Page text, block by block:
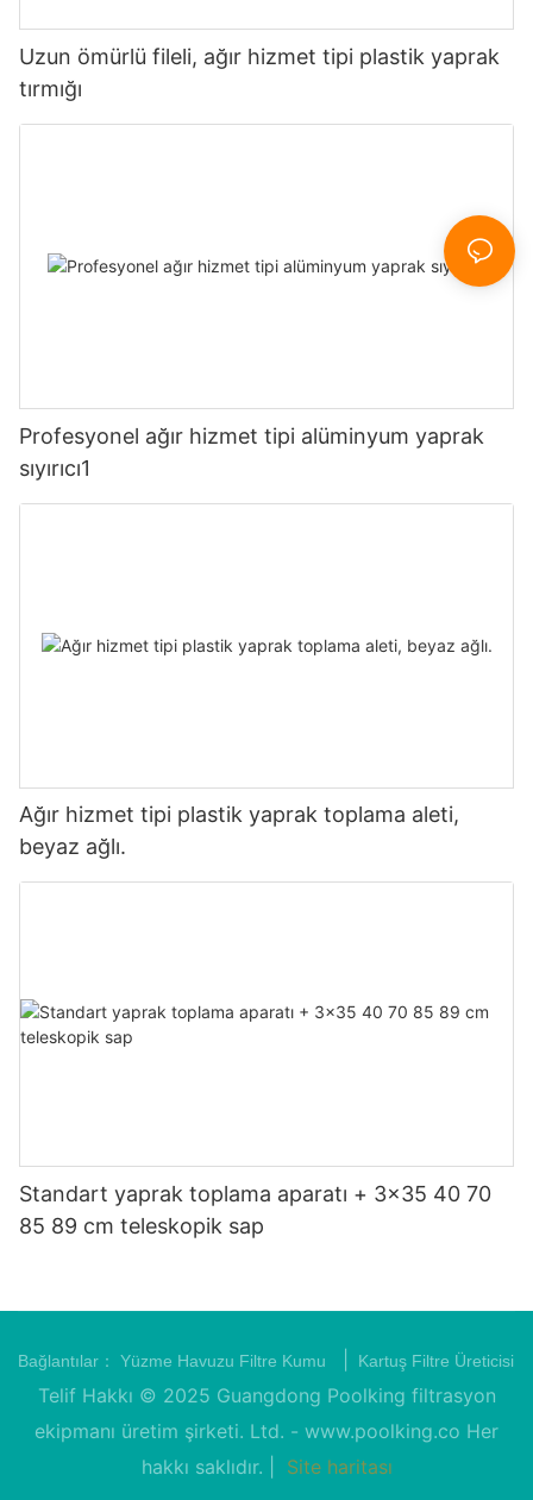
Uzun ömürlü fileli, ağır hizmet tipi plastik yaprak
tırmığı
Profesyonel ağır hizmet tipi alüminyum yaprak
sıyırıcı1
Ağır hizmet tipi plastik yaprak toplama aleti,
beyaz ağlı.
Standart yaprak toplama aparatı + 3x35 40 70
85 89 cm teleskopik sap
Bağlantılar： Yüzme Havuzu Filtre Kumu Kartuş Filtre Üreticisi
Telif Hakkı © 2025 Guangdong Poolking filtrasyon
ekipmanı üretim şirketi. Ltd. - www.poolking.co Her
hakkı saklıdır. |
Site haritası